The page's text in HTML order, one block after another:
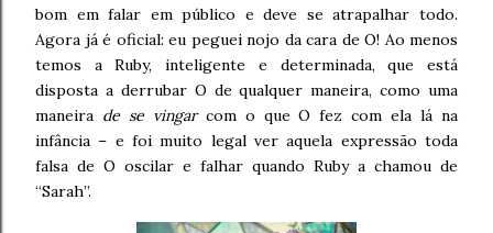
bom em falar em público e deve se atrapalhar todo.
Agora já é oficial: eu peguei nojo da cara de O! Ao menos
temos a Ruby, inteligente e determinada, que está
disposta a derrubar O de qualquer maneira, como uma
maneira de se vingarcom o que O fez com ela lá na
infância – e foi muito legal ver aquela expressão toda
falsa de O oscilar e falhar quando Ruby a chamou de
“Sarah”.